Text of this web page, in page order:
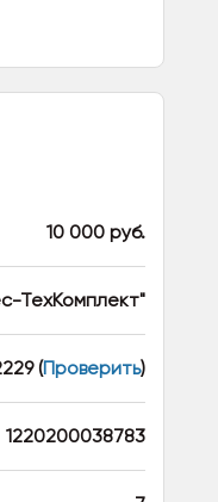
10 000 руб.
ТехКомплект"
(Проверить)
1220200038783